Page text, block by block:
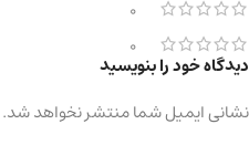
0
0
دیدگاه خود را بنویسید
نشانی ایمیل شما منتشر نخواهد شد.